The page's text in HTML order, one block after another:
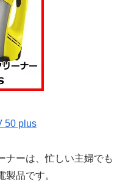
50 plus
ナーは、忙しい主婦でも
品です。